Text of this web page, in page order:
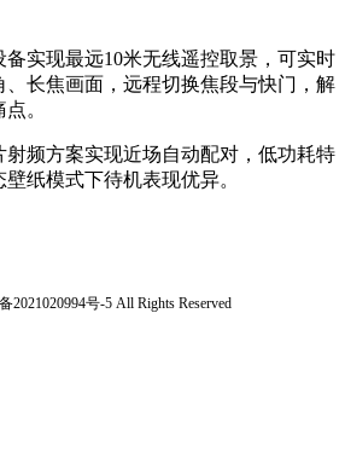
实现最远10米无线遥控取景，可实时
长焦画面，远程切换焦段与快门，解
。
频方案实现近场自动配对，低功耗特
纸模式下待机表现优异。
2021020994号-5 All Rights Reserved